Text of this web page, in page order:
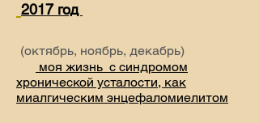
2017 год
(октябрь, ноябрь, декабрь)
моя жизнь с синдромом
хронической усталости, как
миалгическим энцефаломиелитом